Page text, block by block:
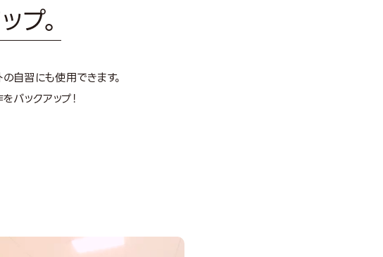
。
自習にも使用できます。
バックアップ！